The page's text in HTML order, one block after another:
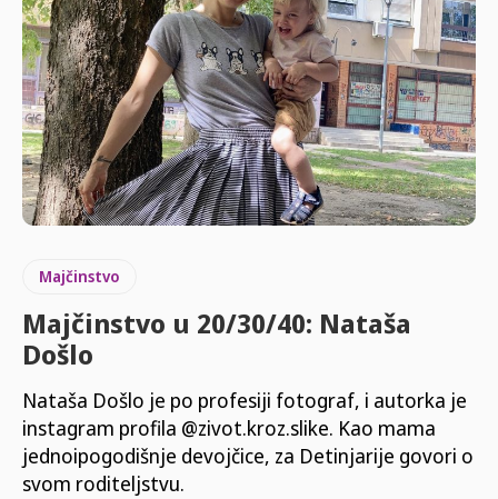
Majčinstvo
Majčinstvo u 20/30/40: Nataša
Došlo
Nataša Došlo je po profesiji fotograf, i autorka je
instagram profila @zivot.kroz.slike. Kao mama
jednoipogodišnje devojčice, za Detinjarije govori o
svom roditeljstvu.